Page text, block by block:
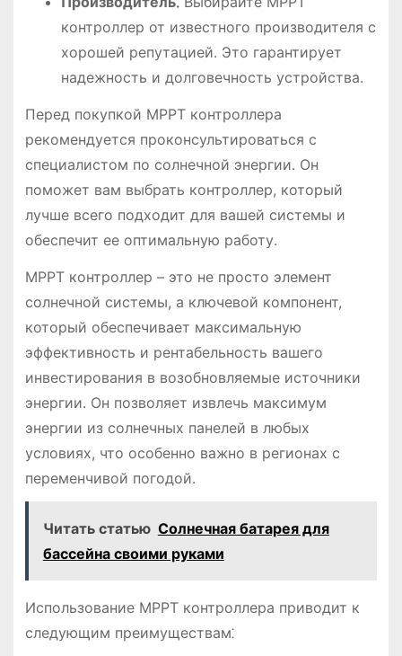
контроллер от известного производителя с
хорошей репутацией․ Это гарантирует
надежность и долговечность устройства․
Перед покупкой MPPT контроллера
рекомендуется проконсультироваться с
специалистом по солнечной энергии․ Он
поможет вам выбрать контроллер, который
лучше всего подходит для вашей системы и
обеспечит ее оптимальную работу․
MPPT контроллер – это не просто элемент
солнечной системы, а ключевой компонент,
который обеспечивает максимальную
эффективность и рентабельность вашего
инвестирования в возобновляемые источники
энергии․ Он позволяет извлечь максимум
энергии из солнечных панелей в любых
условиях, что особенно важно в регионах с
переменчивой погодой․
Читать статью Солнечная батарея для
бассейна своими руками
Использование MPPT контроллера приводит к
следующим преимуществам⁚